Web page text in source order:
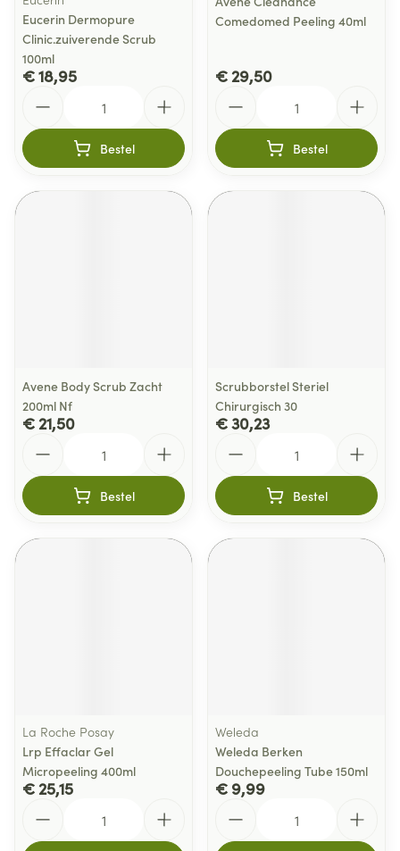
Eucerin Dermopure
Clinic.zuiverende Scrub
100ml
€ 18,95
Bestel
Comedomed Peeling 40ml
€ 29,50
Bestel
Avene Body Scrub Zacht
200ml Nf
€ 21,50
Bestel
Scrubborstel Steriel
Chirurgisch 30
€ 30,23
Bestel
La Roche Posay
Lrp Effaclar Gel
Micropeeling 400ml
€ 25,15
Weleda
Weleda Berken
Douchepeeling Tube 150ml
€ 9,99